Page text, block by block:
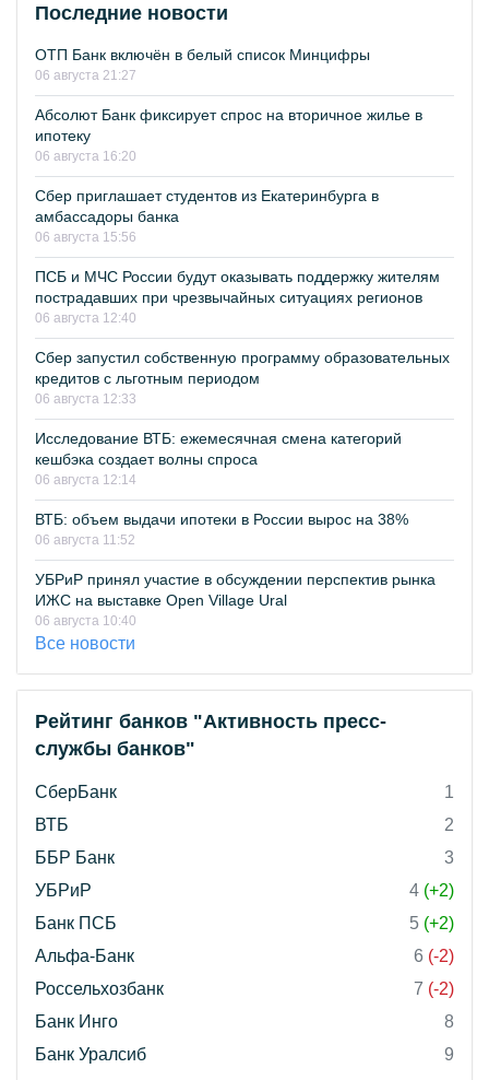
Последние новости
ОТП Банк включён в белый список Минцифры
06 августа 21:27
Абсолют Банк фиксирует спрос на вторичное жилье в
ипотеку
06 августа 16:20
Сбер приглашает студентов из Екатеринбурга в
амбассадоры банка
06 августа 15:56
ПСБ и МЧС России будут оказывать поддержку жителям
пострадавших при чрезвычайных ситуациях регионов
06 августа 12:40
Сбер запустил собственную программу образовательных
кредитов с льготным периодом
06 августа 12:33
Исследование ВТБ: ежемесячная смена категорий
кешбэка создает волны спроса
06 августа 12:14
ВТБ: объем выдачи ипотеки в России вырос на 38%
06 августа 11:52
УБРиР принял участие в обсуждении перспектив рынка
ИЖС на выставке Open Village Ural
06 августа 10:40
Все новости
Рейтинг банков "Активность пресс-
службы банков"
СберБанк
1
ВТБ
2
ББР Банк
3
УБРиР
4 (+2)
Банк ПСБ
5 (+2)
Альфа-Банк
6 (-2)
Россельхозбанк
7 (-2)
Банк Инго
8
Банк Уралсиб
9